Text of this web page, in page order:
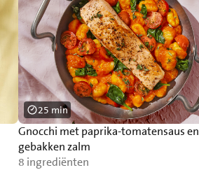
Gnocchi met paprika-tomatensaus en
gebakken zalm
8 ingrediënten
25 min